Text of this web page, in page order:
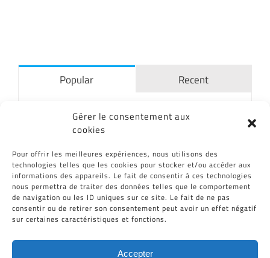
Gérer le consentement aux
cookies
Pour offrir les meilleures expériences, nous utilisons des
technologies telles que les cookies pour stocker et/ou accéder aux
informations des appareils. Le fait de consentir à ces technologies
nous permettra de traiter des données telles que le comportement
de navigation ou les ID uniques sur ce site. Le fait de ne pas
consentir ou de retirer son consentement peut avoir un effet négatif
sur certaines caractéristiques et fonctions.
Accepter
Popular Recent
El MATIS® bio-reactor
06/07/2015
Se habla de CID Plastiques en Radio
France Bleu Hérault
04/01/2017